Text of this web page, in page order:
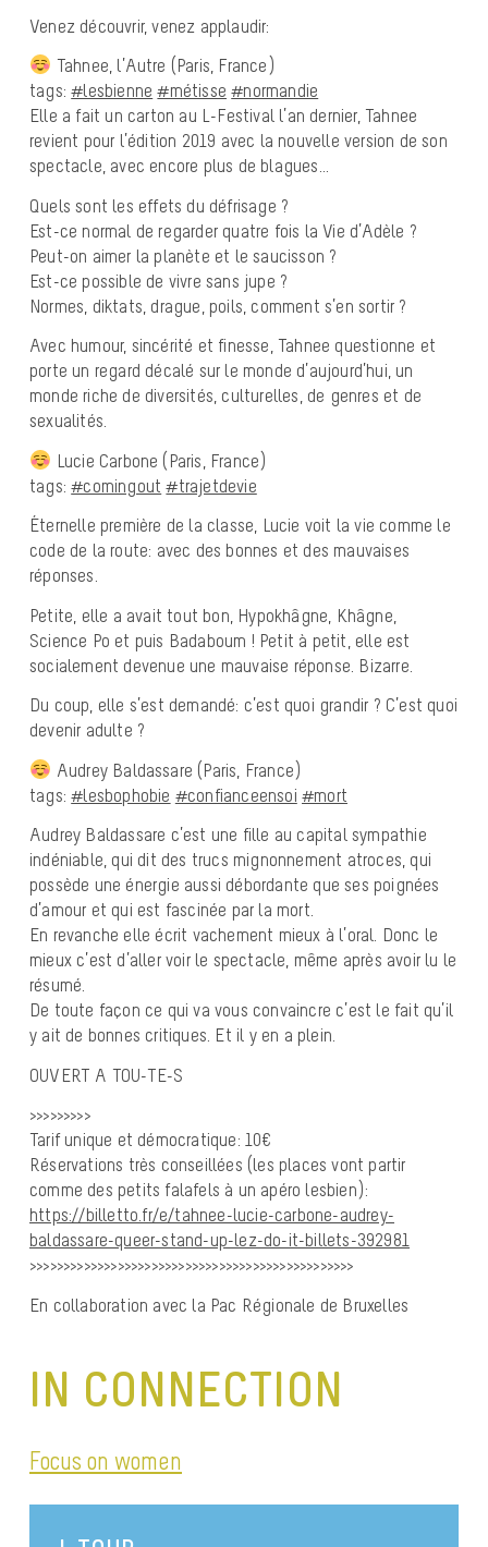
Venez découvrir, venez applaudir:
Tahnee, l’Autre (Paris, France)
tags:#lesbienne #métisse #normandie
Elle a fait un carton au L-Festival l’an dernier, Tahnee
revient pour l’édition 2019 avec la nouvelle version de son
spectacle, avec encore plus de blagues…
Quels sont les effets du défrisage ?
Est-ce normal de regarder quatre fois la Vie d’Adèle ?
Peut-on aimer la planète et le saucisson ?
Est-ce possible de vivre sans jupe ?
Normes, diktats, drague, poils, comment s’en sortir ?
Avec humour, sincérité et finesse, Tahnee questionne et
porte un regard décalé sur le monde d’aujourd’hui, un
monde riche de diversités, culturelles, de genres et de
sexualités.
Lucie Carbone (Paris, France)
tags:#comingout #trajetdevie
Éternelle première de la classe, Lucie voit la vie comme le
code de la route: avec des bonnes et des mauvaises
réponses.
Petite, elle a avait tout bon, Hypokhâgne, Khâgne,
Science Po et puis Badaboum ! Petit à petit, elle est
socialement devenue une mauvaise réponse. Bizarre.
Du coup, elle s’est demandé: c’est quoi grandir ? C’est quoi
devenir adulte ?
Audrey Baldassare (Paris, France)
tags:#lesbophobie #confianceensoi #mort
Audrey Baldassare c’est une fille au capital sympathie
indéniable, qui dit des trucs mignonnement atroces, qui
possède une énergie aussi débordante que ses poignées
d’amour et qui est fascinée par la mort.
En revanche elle écrit vachement mieux à l’oral. Donc le
mieux c’est d’aller voir le spectacle, même après avoir lu le
résumé.
De toute façon ce qui va vous convaincre c’est le fait qu’il
y ait de bonnes critiques. Et il y en a plein.
OUVERT A TOU-TE-S
>>>>>>>>>
Tarif unique et démocratique: 10€
Réservations très conseillées (les places vont partir
comme des petits falafels à un apéro lesbien):
https://billetto.fr/e/tahnee-lucie-carbone-audrey-
baldassare-queer-stand-up-lez-do-it-billets-392981
>>>>>>>>>>>>>>>>>>>>>>>>>>>>>>>>>>>>>>>>>>>>>>>>
En collaboration avec la Pac Régionale de Bruxelles
IN CONNECTION
Focus on women